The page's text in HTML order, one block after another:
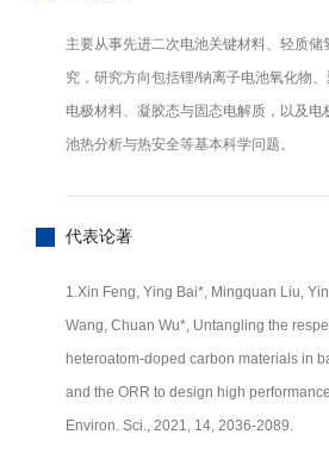
主要从事先进二次电池关键材料、轻质
究，研究方向包括锂/钠离子电池氧化物
电极材料、凝胶态与固态电解质，以及
池热分析与热安全等基本科学问题。
代表论著
1.Xin Feng, Ying Bai*, Mingquan Liu,
Wang, Chuan Wu*, Untangling the
heteroatom-doped carbon materials in
and the ORR to design high
Environ. Sci., 2021, 14, 2036-2089.